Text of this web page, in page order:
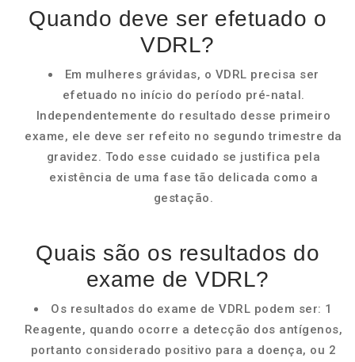
Quando deve ser efetuado o
VDRL?
Em mulheres grávidas, o VDRL precisa ser
efetuado no início do período pré-natal.
Independentemente do resultado desse primeiro
exame, ele deve ser refeito no segundo trimestre da
gravidez. Todo esse cuidado se justifica pela
existência de uma fase tão delicada como a
gestação.
Quais são os resultados do
exame de VDRL?
Os resultados do exame de VDRL podem ser: 1
Reagente, quando ocorre a detecção dos antígenos,
portanto considerado positivo para a doença, ou 2